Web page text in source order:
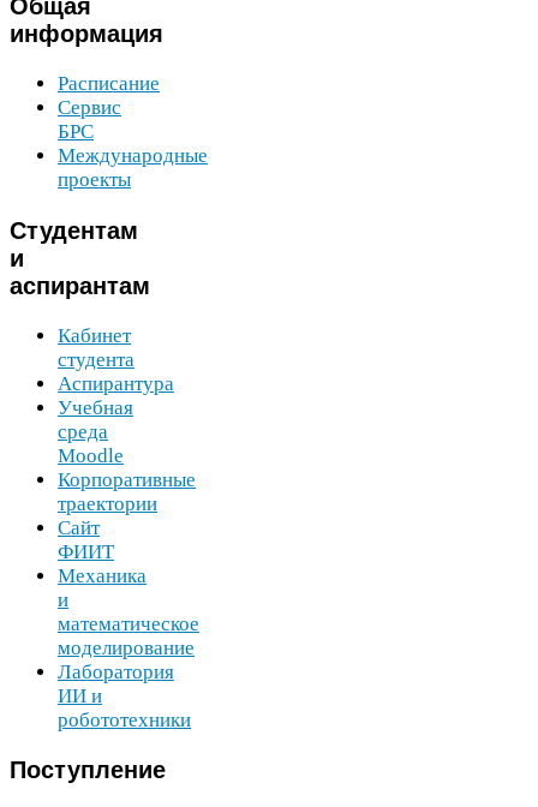
Общая
информация
Расписание
Сервис
БРС
Международные
проекты
Студентам
и
аспирантам
Кабинет
студента
Аспирантура
Учебная
среда
Moodle
Корпоративные
траектории
Сайт
ФИИТ
Механика
и
математическое
моделирование
Лаборатория
ИИ и
робототехники
Поступление